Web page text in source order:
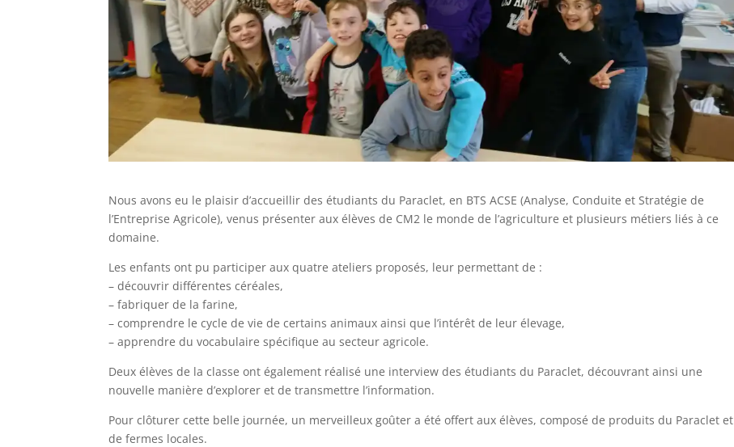
Nous avons eu le plaisir d’accueillir des étudiants du Paraclet, en BTS ACSE (Analyse, Conduite et Stratégie de
l’Entreprise Agricole), venus présenter aux élèves de CM2 le monde de l’agriculture et plusieurs métiers liés à ce
domaine.
Les enfants ont pu participer aux quatre ateliers proposés, leur permettant de :
– découvrir différentes céréales,
– fabriquer de la farine,
– comprendre le cycle de vie de certains animaux ainsi que l’intérêt de leur élevage,
– apprendre du vocabulaire spécifique au secteur agricole.
Deux élèves de la classe ont également réalisé une interview des étudiants du Paraclet, découvrant ainsi une
nouvelle manière d’explorer et de transmettre l’information.
Pour clôturer cette belle journée, un merveilleux goûter a été offert aux élèves, composé de produits du Paraclet et
de fermes locales.